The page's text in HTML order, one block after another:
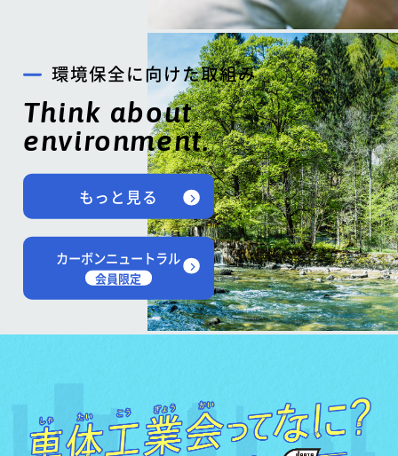
環境保全に向けた取組み
Think about
environment.
もっと見る
カーボンニュートラル
会員限定